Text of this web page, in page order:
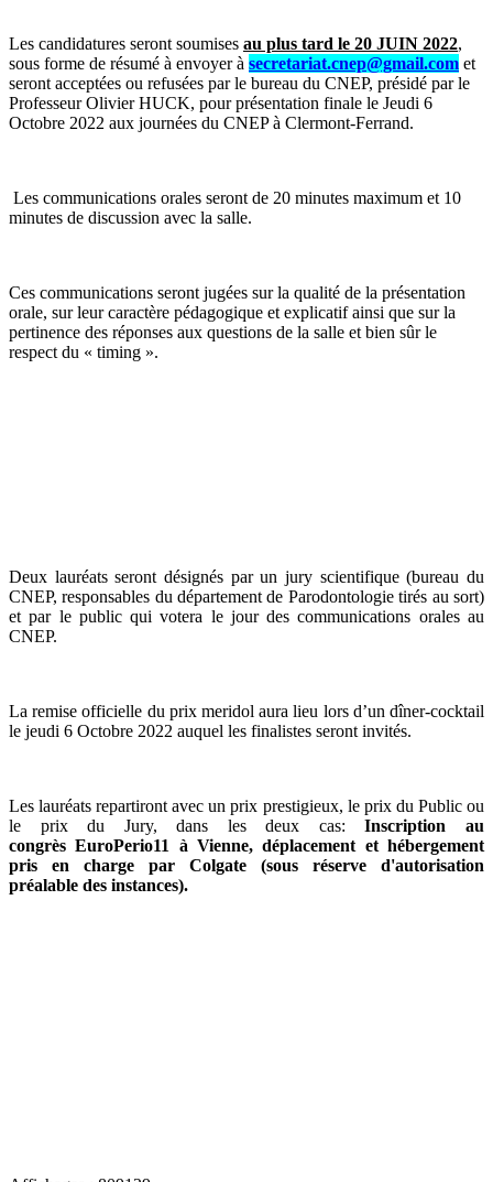
Les candidatures seront soumises au plus tard le 20 JUIN 2022,
sous forme de résumé à envoyer à secretariat.cnep@gmail.com et
seront acceptées ou refusées par le bureau du CNEP, présidé par le
Professeur Olivier HUCK, pour présentation finale le Jeudi 6
Octobre 2022 aux journées du CNEP à Clermont-Ferrand.
Les communications orales seront de 20 minutes maximum et 10
minutes de discussion avec la salle.
Ces communications seront jugées sur la qualité de la présentation
orale, sur leur caractère pédagogique et explicatif ainsi que sur la
pertinence des réponses aux questions de la salle et bien sûr le
respect du « timing ».
Deux lauréats seront désignés par un jury scientifique (bureau du
CNEP, responsables du département de Parodontologie tirés au sort)
et par le public qui votera le jour des communications orales au
CNEP.
La remise officielle du prix meridol aura lieu lors d’un dîner-cocktail
le jeudi 6 Octobre 2022 auquel les finalistes seront invités.
Les lauréats repartiront avec un prix prestigieux, le prix du Public ou
le prix du Jury, dans les deux cas: Inscription au
congrès EuroPerio11 à Vienne, déplacement et hébergement
pris en charge par Colgate (sous réserve d'autorisation
préalable des instances).